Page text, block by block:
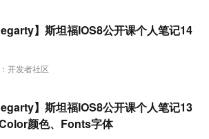
开发者社区
】斯坦福IOS8公开课个人笔记14
】斯坦福IOS8公开课个人笔记13
颜色、Fonts字体